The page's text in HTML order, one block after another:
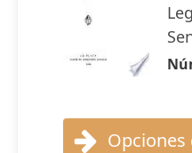
Opciones